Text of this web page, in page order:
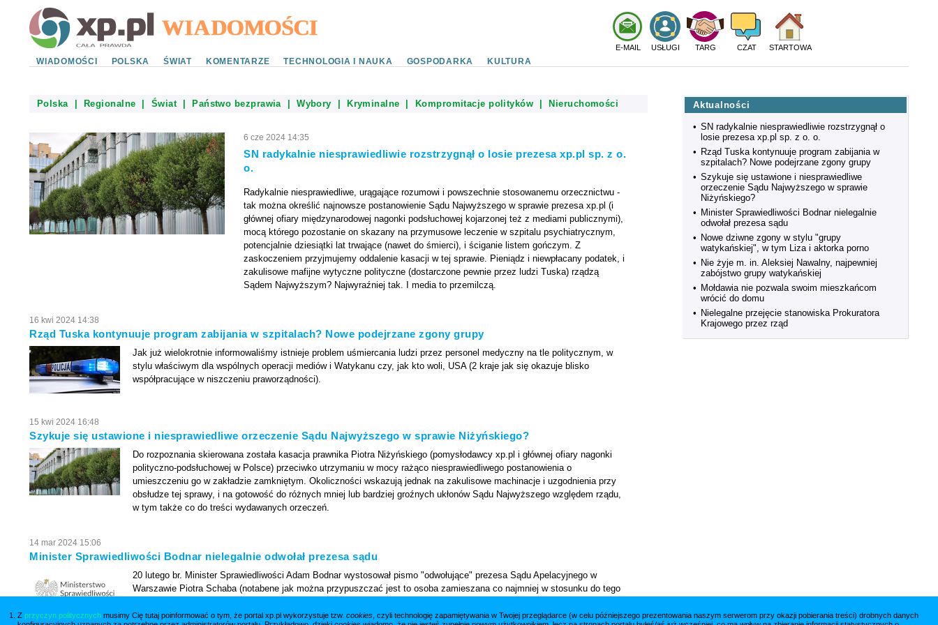
Z przyczyn politycznych musimy Cię tutaj poinformować o tym, że portal xp.pl wykorzystuje tzw. cookies , czyli technologię zapamiętywania w Twojej przeglądarce (w celu późniejszego prezentowania naszym serwerom przy okazji pobierania treści) drobnych danych
E-MAIL USŁUGI TARG CZAT STARTOWA
WIADOMOŚCI POLSKA ŚWIAT KOMENTARZE TECHNOLOGIA I NAUKA GOSPODARKA KULTURA
Aktualności
• SN radykalnie niesprawiedliwie rozstrzygnął o
losie prezesa xp.pl sp. z o. o.
• Rząd Tuska kontynuuje program zabijania w
szpitalach? Nowe podejrzane zgony grupy
• Szykuje się ustawione i niesprawiedliwe
orzeczenie Sądu Najwyższego w sprawie
Niżyńskiego?
• Minister Sprawiedliwości Bodnar nielegalnie
odwołał prezesa sądu
• Nowe dziwne zgony w stylu "grupy
watykańskiej", w tym Liza i aktorka porno
• Nie żyje m. in. Aleksiej Nawalny, najpewniej
zabójstwo grupy watykańskiej
• Mołdawia nie pozwala swoim mieszkańcom
wrócić do domu
• Nielegalne przejęcie stanowiska Prokuratora
Krajowego przez rząd
Polska| Regionalne Świat| Państwo bezprawia|Wybory Kryminalne Kompromitacje polityków Nieruchomości
6 cze 2024 14:35
SN radykalnie niesprawiedliwie rozstrzygnął o losie prezesa xp.pl sp. z o.
o.
Radykalnie niesprawiedliwe, urągające rozumowi i powszechnie stosowanemu orzecznictwu -
tak można określić najnowsze postanowienie Sądu Najwyższego w sprawie prezesa xp.pl (i
głównej ofiary międzynarodowej nagonki podsłuchowej kojarzonej też z mediami publicznymi),
mocą którego pozostanie on skazany na przymusowe leczenie w szpitalu psychiatrycznym,
potencjalnie dziesiątki lat trwające (nawet do śmierci), i ściganie listem gończym. Z
zaskoczeniem przyjmujemy oddalenie kasacji w tej sprawie. Pieniądz i niewpłacany podatek, i
zakulisowe mafijne wytyczne polityczne (dostarczone pewnie przez ludzi Tuska) rządzą
Sądem Najwyższym? Najwyraźniej tak. I media to przemilczą.
16 kwi 2024 14:38
Rząd Tuska kontynuuje program zabijania w szpitalach? Nowe podejrzane zgony grupy
Jak już wielokrotnie informowaliśmy istnieje problem uśmiercania ludzi przez personel medyczny na tle politycznym, w
stylu właściwym dla wspólnych operacji mediów i Watykanu czy, jak kto woli, USA (2 kraje jak się okazuje blisko
współpracujące w niszczeniu praworządności).
15 kwi 2024 16:48
Szykuje się ustawione i niesprawiedliwe orzeczenie Sądu Najwyższego w sprawie Niżyńskiego?
Do rozpoznania skierowana została kasacja prawnika Piotra Niżyńskiego (pomysłodawcy xp.pl i głównej ofiary nagonki
polityczno-podsłuchowej w Polsce) przeciwko utrzymaniu w mocy rażąco niesprawiedliwego postanowienia o
umieszczeniu go w zakładzie zamkniętym. Okoliczności wskazują jednak na zakulisowe machinacje i uzgodnienia przy
obsłudze tej sprawy, i na gotowość do różnych mniej lub bardziej groźnych ukłonów Sądu Najwyższego względem rządu,
w tym także co do treści wydawanych orzeczeń.
14 mar 2024 15:06
Minister Sprawiedliwości Bodnar nielegalnie odwołał prezesa sądu
20 lutego br. Minister Sprawiedliwości Adam Bodnar wystosował pismo "odwołujące" prezesa Sądu Apelacyjnego w
Warszawie Piotra Schaba (notabene jak można przypuszczać jest to osoba zamieszana co najmniej w stosunku do tego
spraw przez sądy). Sęk w tym, że "odwołanie" przeprowadzono w sposób niezgodny z przepisami, bez wymaganej zgody